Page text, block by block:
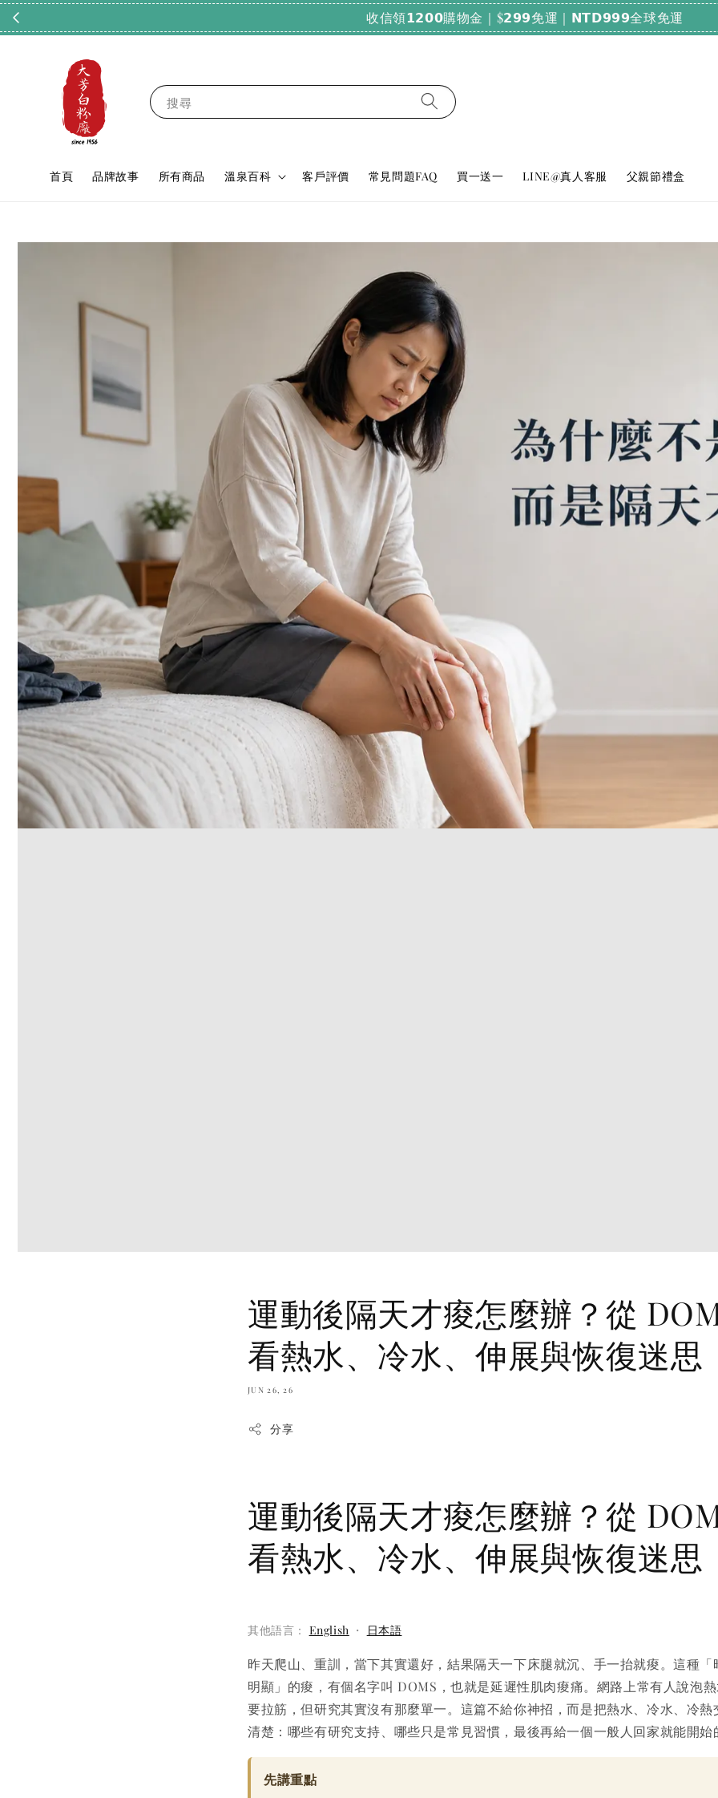
純天然好眠！輸碼𝗕𝗨𝗬𝟮𝟬𝟬𝟬，滿𝟮𝟬𝟬𝟬享𝟳𝟴折
搜尋
首頁 品牌故事 所有商品 溫泉百科 客戶評價 常見問題FAQ 買一送一 LINE@真人客服 父親節禮盒
運動後隔天才痠怎麼辦？從
看熱水、冷水、伸展與恢復迷思
JUN 26, 26
分享
運動後隔天才痠怎麼辦？從
看熱水、冷水、伸展與恢復迷思
其他語言： English ・ 日本語
昨天爬山、重訓，當下其實還好，結果隔天一下床腿就沉、手一抬就痠。這種
明顯」的痠，有個名字叫 DOMS，也就是延遲性肌肉痠痛。網路上常有人說泡
要拉筋，但研究其實沒有那麼單一。這篇不給你神招，而是把熱水、冷水、冷
清楚：哪些有研究支持、哪些只是常見習慣，最後再給一個一般人回家就能開
先講重點